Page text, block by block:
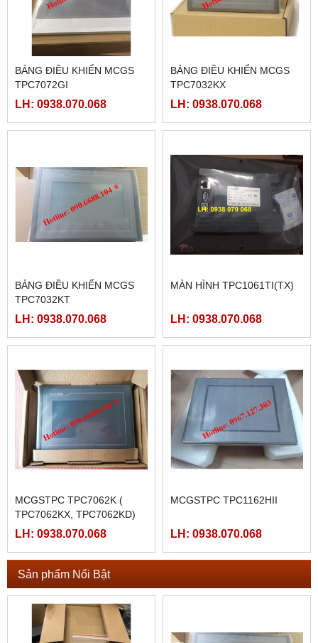
BẢNG ĐIỀU KHIỂN MCGS
TPC7072GI
LH: 0938.070.068
BẢNG ĐIỀU KHIỂN MCGS
TPC7032KX
LH: 0938.070.068
BẢNG ĐIỀU KHIỂN MCGS
TPC7032KT
LH: 0938.070.068
MÀN HÌNH TPC1061TI(TX)
LH: 0938.070.068
MCGSTPC TPC7062K (
TPC7062KX, TPC7062KD)
LH: 0938.070.068
MCGSTPC TPC1162HII
LH: 0938.070.068
Sản phẩm Nổi Bật